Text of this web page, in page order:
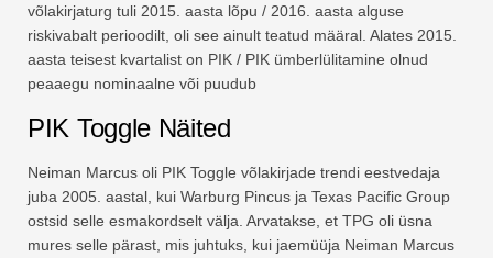
võlakirjaturg tuli 2015. aasta lõpu / 2016. aasta alguse
riskivabalt perioodilt, oli see ainult teatud määral. Alates 2015.
aasta teisest kvartalist on PIK / PIK ümberlülitamine olnud
peaaegu nominaalne või puudub
PIK Toggle Näited
Neiman Marcus oli PIK Toggle võlakirjade trendi eestvedaja
juba 2005. aastal, kui Warburg Pincus ja Texas Pacific Group
ostsid selle esmakordselt välja. Arvatakse, et TPG oli üsna
mures selle pärast, mis juhtuks, kui jaemüüja Neiman Marcus